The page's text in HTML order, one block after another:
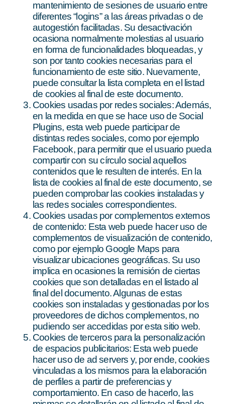
mantenimiento de sesiones de usuario entre
diferentes “logins” a las áreas privadas o de
autogestión facilitadas. Su desactivación
ocasiona normalmente molestias al usuario
en forma de funcionalidades bloqueadas, y
son por tanto cookies necesarias para el
funcionamiento de este sitio. Nuevamente,
puede consultar la lista completa en el listad
de cookies al final de este documento.
Cookies usadas por redes sociales: Además,
en la medida en que se hace uso de Social
Plugins, esta web puede participar de
distintas redes sociales, como por ejemplo
Facebook, para permitir que el usuario pueda
compartir con su círculo social aquellos
contenidos que le resulten de interés. En la
lista de cookies al final de este documento, se
pueden comprobar las cookies instaladas y
las redes sociales correspondientes.
Cookies usadas por complementos externos
de contenido: Esta web puede hacer uso de
complementos de visualización de contenido,
como por ejemplo Google Maps para
visualizar ubicaciones geográficas. Su uso
implica en ocasiones la remisión de ciertas
cookies que son detalladas en el listado al
final del documento. Algunas de estas
cookies son instaladas y gestionadas por los
proveedores de dichos complementos, no
pudiendo ser accedidas por esta sitio web.
Cookies de terceros para la personalización
de espacios publicitarios: Esta web puede
hacer uso de ad servers y, por ende, cookies
vinculadas a los mismos para la elaboración
de perfiles a partir de preferencias y
comportamiento. En caso de hacerlo, las